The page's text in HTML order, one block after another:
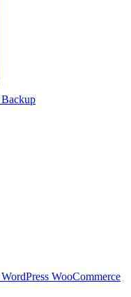
Backup
WordPress WooCommerce